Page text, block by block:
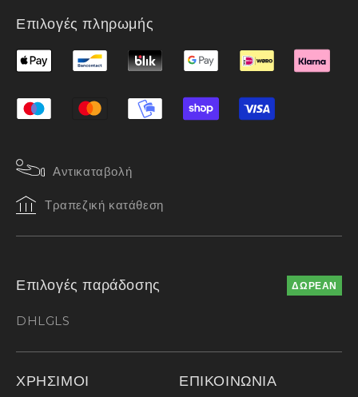
Επιλογές πληρωμής
Αντικαταβολή
Τραπεζική κατάθεση
Επιλογές παράδοσης ΔΩΡΕΑΝ
DHLGLS
ΧΡΗΣΙΜΟΙ
ΕΠΙΚΟΙΝΩΝΙΑ